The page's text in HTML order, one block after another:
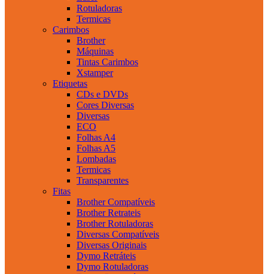
Rotuladoras
Termicas
Carimbos
Brother
Máquinas
Tintas Carimbos
Xstamper
Etiquetas
CDs e DVDs
Cores Diversas
Diversas
ECO
Folhas A4
Folhas A5
Lombadas
Termicas
Transparentes
Fitas
Brother Compatíveis
Brother Retrateis
Brother Rotuladoras
Diversas Compatíveis
Diversas Originais
Dymo Retráteis
Dymo Rotuladoras